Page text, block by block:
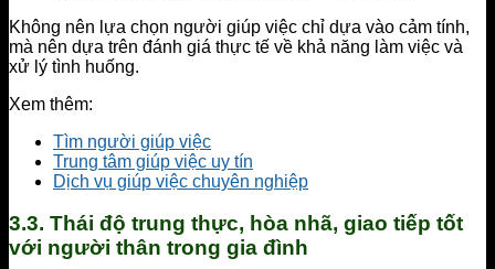
Không nên lựa chọn người giúp việc chỉ dựa vào cảm tính,
mà nên dựa trên đánh giá thực tế về khả năng làm việc và
xử lý tình huống.
Xem thêm:
Tìm người giúp việc
Trung tâm giúp việc uy tín
Dịch vụ giúp việc chuyên nghiệp
3.3. Thái độ trung thực, hòa nhã, giao tiếp tốt
với người thân trong gia đình